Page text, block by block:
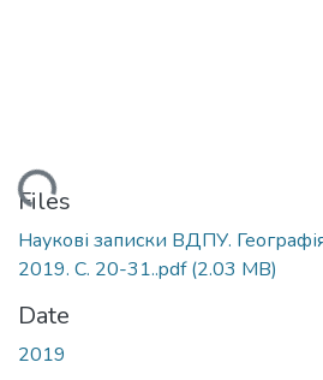
Files
Наукові записки ВДПУ.
2019. С. 20-31..pdf(2.03 MB)
Date
2019